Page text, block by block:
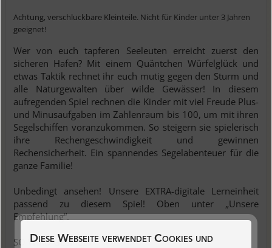
Achtung, verschluckbare Kleinteile. Nicht für Kinder unter 3 Jahren
geeignet!
Wer von euch tapferen Seeleuten erreicht zuerst den
sicheren Hafen? Mit einem Quäntchen Würfelglück und
etwas Taktik rechnet ihr euch mutig gegen den Sturm und
alle Naturgewalten über wilde Gewässer! In diesem
aufregenden Spiel rechnen die Kinder mit viel Freude Plus-
und Minusaufgaben im Zahlenraum bis 100, um mit ihren
Segelschiffen voranzukommen. So steigern sie spielerisch
ihre Rechengeschwindigkeit und gewinnen
Rechensicherheit. Ein spannendes Segelabenteuer für die
ganze Familie!
Unbedingt ansehen! Unsere EXTRA-digitale Lerneinheit
passend zu diesem Spiel! Oben unter „Unsere
Empfehlung“.
SO WIRD GESPIELT
Diese Webseite verwendet Cookies und